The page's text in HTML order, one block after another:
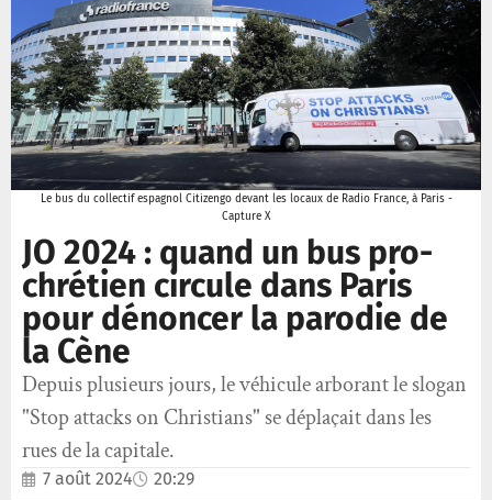
Le bus du collectif espagnol Citizengo devant les locaux de Radio France, à Paris -
Capture X
JO 2024 : quand un bus pro-
chrétien circule dans Paris
pour dénoncer la parodie de
la Cène
Depuis plusieurs jours, le véhicule arborant le slogan
"Stop attacks on Christians" se déplaçait dans les
rues de la capitale.
7 août 2024 20:29